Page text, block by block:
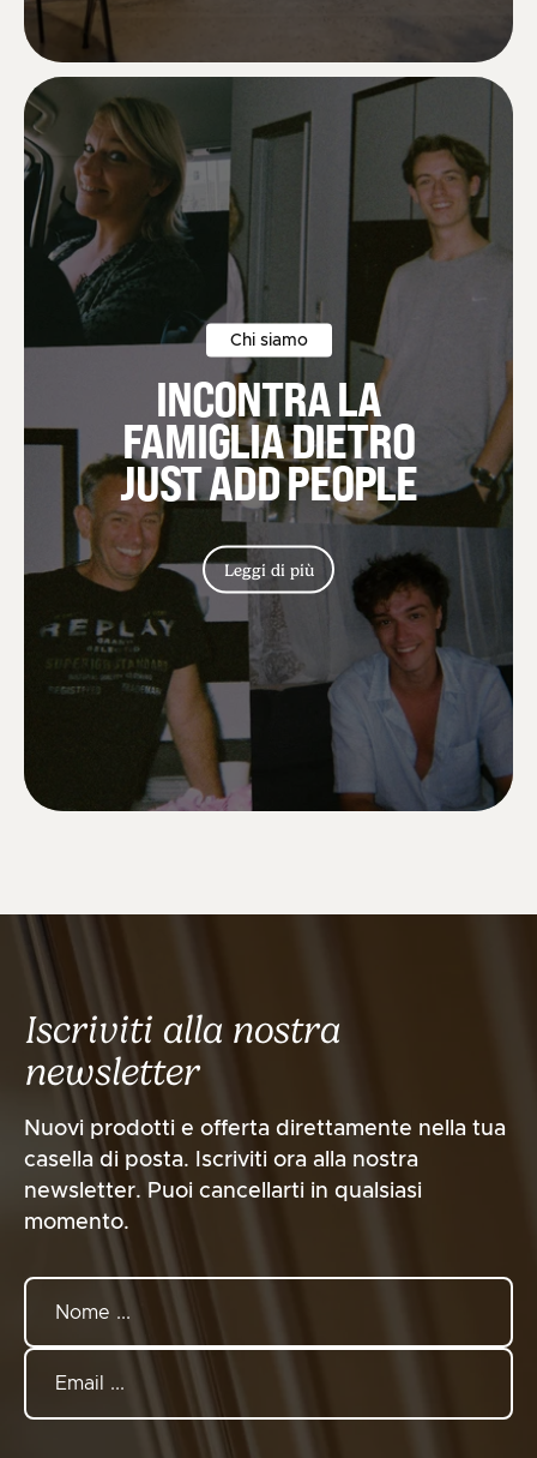
Betina S.
Chi siamo
INCONTRA LA
FAMIGLIA DIETRO
JUST ADD PEOPLE
Leggi di più
Iscriviti alla nostra
newsletter
Nuovi prodotti e offerta direttamente nella tua
casella di posta. Iscriviti ora alla nostra
newsletter. Puoi cancellarti in qualsiasi
momento.